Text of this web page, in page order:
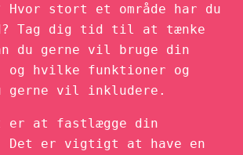
stort et område har du
Tag dig tid til at tænke
du gerne vil bruge din
og hvilke funktioner og
gerne vil inkludere.
er at fastlægge din
Det er vigtigt at have en